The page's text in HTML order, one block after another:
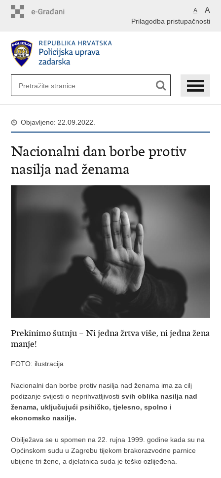
A A
Prilagodba pristupačnosti
Objavljeno: 22.09.2022.
Nacionalni dan borbe protiv
nasilja nad ženama
Prekinimo šutnju – Ni jedna žrtva više, ni jedna žena
manje!
FOTO: ilustracija
Nacionalni dan borbe protiv nasilja nad ženama ima za cilj
podizanje svijesti o neprihvatljivostisvih oblika nasilja nad
ženama, uključujući psihičko, tjelesno, spolno i
ekonomsko nasilje.
Obilježava se u spomen na 22. rujna 1999. godine kada su na
Općinskom sudu u Zagrebu tijekom brakorazvodne parnice
ubijene tri žene, a djelatnica suda je teško ozlijeđena.